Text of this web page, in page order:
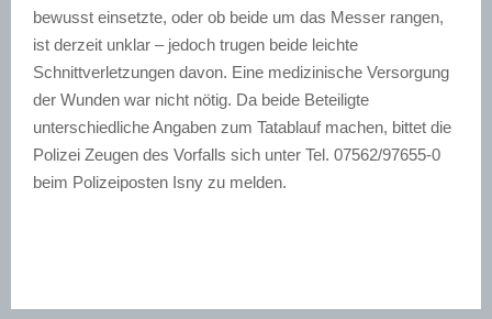
bewusst einsetzte, oder ob beide um das Messer rangen,
ist derzeit unklar – jedoch trugen beide leichte
Schnittverletzungen davon. Eine medizinische Versorgung
der Wunden war nicht nötig. Da beide Beteiligte
unterschiedliche Angaben zum Tatablauf machen, bittet die
Polizei Zeugen des Vorfalls sich unter Tel. 07562/97655-0
beim Polizeiposten Isny zu melden.